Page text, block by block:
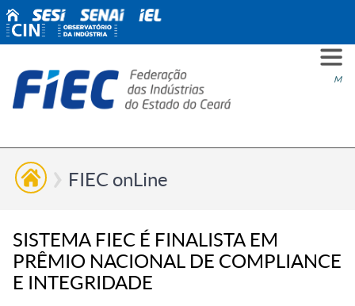
Menu
VOCÊ
ESG
NÓS
FIEC onLine
SISTEMA FIEC É FINALISTA EM
PRÊMIO NACIONAL DE COMPLIANCE
E INTEGRIDADE